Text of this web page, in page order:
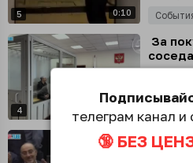
5 0:10
4
За
В
телеграм канал
🔞 БЕЗ